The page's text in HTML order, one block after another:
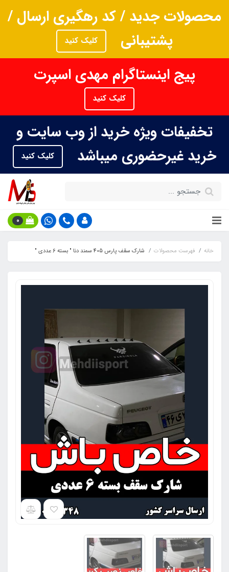
محصولات جدید / کد رهگیری ارسال /
پشتیبانی
کلیک کنید
پیج اینستاگرام مهدی اسپرت
کلیک کنید
تخفیفات ویژه خرید از وب سایت و
خرید غیرحضوری میباشد
کلیک کنید
0
خانه فهرست محصولات شارک سقف پارس 405 سمند دنا " بسته 6 عددی "